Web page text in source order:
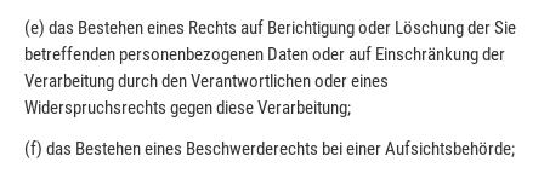
(e) das Bestehen eines Rechts auf Berichtigung oder Löschung der Sie
betreffenden personenbezogenen Daten oder auf Einschränkung der
Verarbeitung durch den Verantwortlichen oder eines
Widerspruchsrechts gegen diese Verarbeitung;
(f) das Bestehen eines Beschwerderechts bei einer Aufsichtsbehörde;